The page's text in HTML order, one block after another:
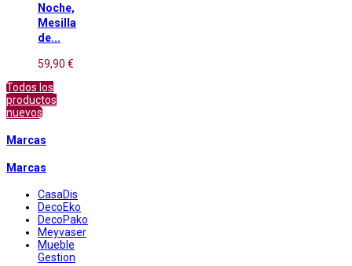
Noche,
Mesilla
de...
59,90 €
Todos los
productos
nuevos
Marcas
Marcas
CasaDis
DecoEko
DecoPako
Meyvaser
Mueble
Gestion